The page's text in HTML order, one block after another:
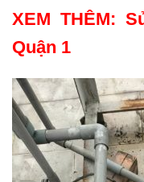
XEM THÊM:
Quận 1